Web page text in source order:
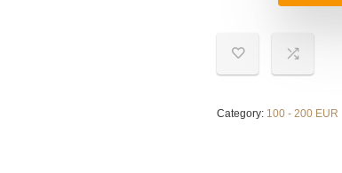
Category: 100 - 200 EUR